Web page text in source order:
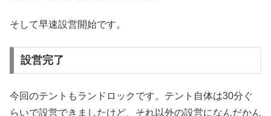
そして早速設営開始です。
設営完了
今回のテントもランドロックです。テント自体は30分ぐ
らいで設営できましたけど、それ以外の設営になんだかん